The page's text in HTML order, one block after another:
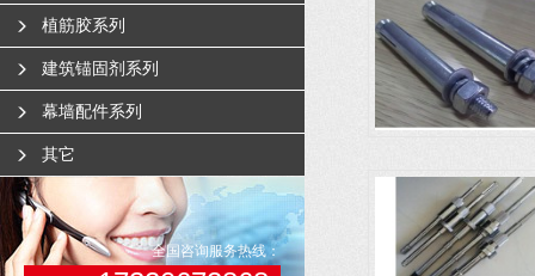
植筋胶系列
建筑锚固剂系列
幕墙配件系列
其它
全国咨询服务热线：